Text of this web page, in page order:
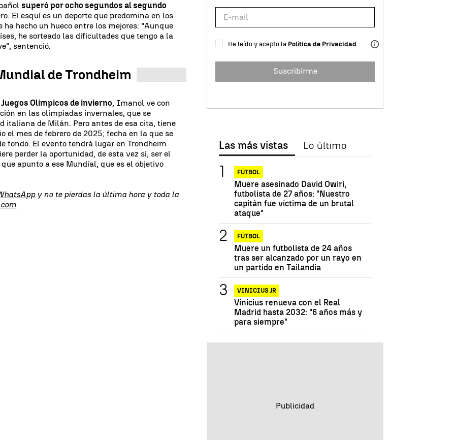
superó por ocho segundos al segundo
El esquí es un deporte que predomina en los
hecho un hueco entre los mejores: "Aunque
he sorteado las dificultades que tengo a la
sentenció.
de Trondheim
Juegos Olímpicos de invierno, Imanol ve con
en las olimpiadas invernales, que se
italiana de Milán. Pero antes de esa cita, tiene
el mes de febrero de 2025; fecha en la que se
fondo. El evento tendrá lugar en Trondheim
perder la oportunidad, de esta vez sí, ser el
apunto a ese Mundial, que es el objetivo
y no te pierdas la última hora y toda la
He leído y acepto la Política de Privacidad
Suscribirme
Las más vistas Lo último
FÚTBOL
Muere asesinado David Owiri,
futbolista de 27 años: "Nuestro
capitán fue víctima de un brutal
ataque"
FÚTBOL
Muere un futbolista de 24 años
tras ser alcanzado por un rayo en
un partido en Tailandia
VINICIUS JR
Vinicius renueva con el Real
Madrid hasta 2032: "6 años más y
para siempre"